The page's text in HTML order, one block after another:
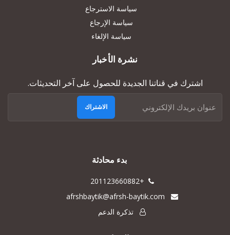
سياسة الاسترجاع
سياسة الإرجاع
سياسة الإلغاء
نشرة الأخبار
اشترك في قناتنا الجديدة للحصول على آخر التحديثات.
الاشتراك
بدء محادثة
+201123660882
afrshbaytik@afrsh-baytik.com
تذكرة الدعم